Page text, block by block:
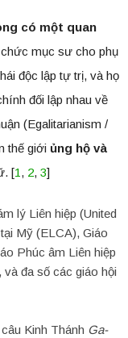
có một quan
mục sư cho phụ
độc lập tự trị, và họ
đối lập nhau về
(Egalitarianism /
thế giới ủng hộ và
[1, 2, 3]
lý Liên hiệp (United
Mỹ (ELCA), Giáo
Phúc âm Liên hiệp
đa số các giáo hội
Kinh Thánh Ga-